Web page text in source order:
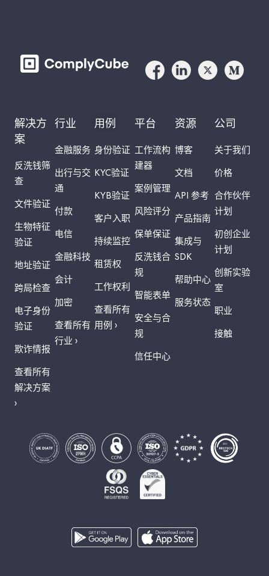
解决方
案
反洗钱筛
查
文件验证
生物特征
验证
地址验证
跨局检查
电子身份
验证
欺诈情报
查看所有
解决方案
›
行业
金融服务
出行与交
通
付款
电信
金融科技
会计
加密
查看所有
行业 ›
用例
身份验证
KYC验证
KYB验证
客户入职
持续监控
租赁权
工作权利
查看所有
用例 ›
平台
工作流构
建器
案例管理
风险评分
保单保证
反洗钱合
规
智能表单
安全与合
规
信任中心
资源
博客
文档
API 参考
产品指南
集成与
SDK
帮助中心
服务状态
公司
关于我们
价格
合作伙伴
计划
初创企业
计划
创新实验
室
职业
接触